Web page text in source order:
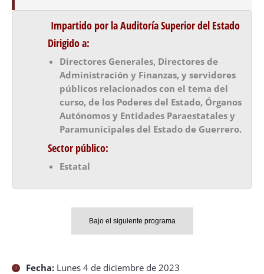
Impartido por la Auditoría Superior del Estado
Dirigido a:
Directores Generales, Directores de
Administración y Finanzas, y servidores
públicos relacionados con el tema del
curso, de los Poderes del Estado, Órganos
Autónomos y Entidades Paraestatales y
Paramunicipales del Estado de Guerrero.
Sector público:
Estatal
Bajo el siguiente programa
Fecha: Lunes 4 de diciembre de 2023